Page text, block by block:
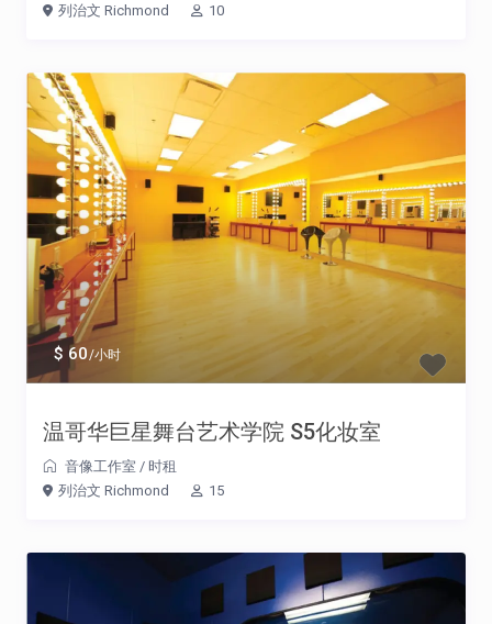
列治文 Richmond
10
$ 60/小时
温哥华巨星舞台艺术学院 S5化妆室
音像工作室 / 时租
列治文 Richmond
15